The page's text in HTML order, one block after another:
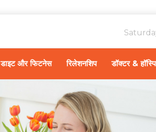
डाइट और फिटनेस रिलेशनशिप डॉक्टर &